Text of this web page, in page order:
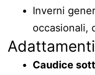
Inverni
occasionali,
Caudice